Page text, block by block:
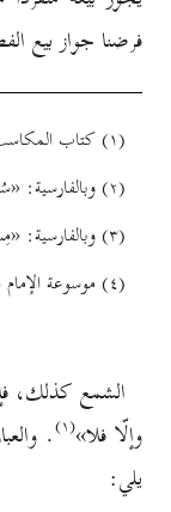
فرضنا جواز بيع
(۱) کتاب المكاسب، ج٤، ص۳۳٤.
(۲) وبالفارسية: «سُرب»
(۳) وبالفارسية: «مِس».
(٤) موسوعة الإمام الخوئي(رحمه الله)، ج۳۷، ص٤۸۷.
الشمع كذلك،
وإلّا فلا»(۱) .
يلي: